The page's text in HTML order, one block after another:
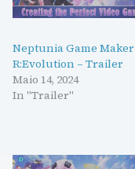
Neptunia Game Maker
R:Evolution – Trailer
Maio 14, 2024
In "Trailer"